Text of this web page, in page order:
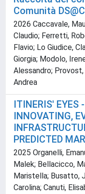
Comunità
2026 Caccavale,
Claudio; Ferretti,
Flavio; Lo Giudice,
Giorgia; Modolo,
Alessandro;
Andrea
ITINERIS' EYES
INNOVATING,
PREDICTED
2025 Organelli,
Malek; Bellacicco,
Maristella; Busatto,
Carolina; Canuti,